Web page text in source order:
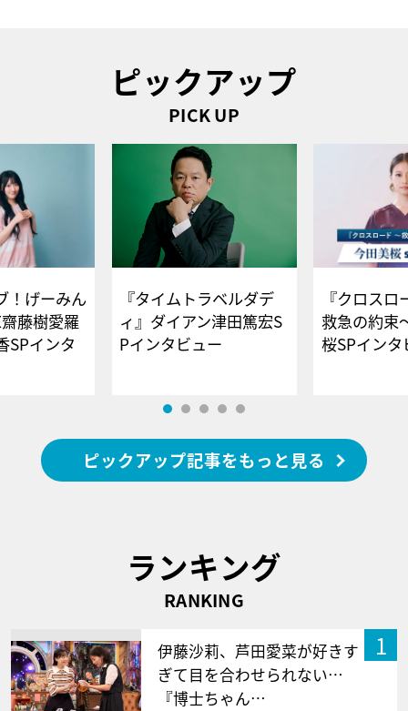
ピックアップ
PICK UP
！げーみん
藤樹愛羅
SPインタ
『タイムトラベルダデ
ィ』ダイアン津田篤宏S
Pインタビュー
『クロス
救急の約束
桜SPイ
ピックアップ記事をもっと見る
ランキング
RANKING
1
伊藤沙莉、芦田愛菜が好きす
ぎて目を合わせられない…
『博士ちゃん…